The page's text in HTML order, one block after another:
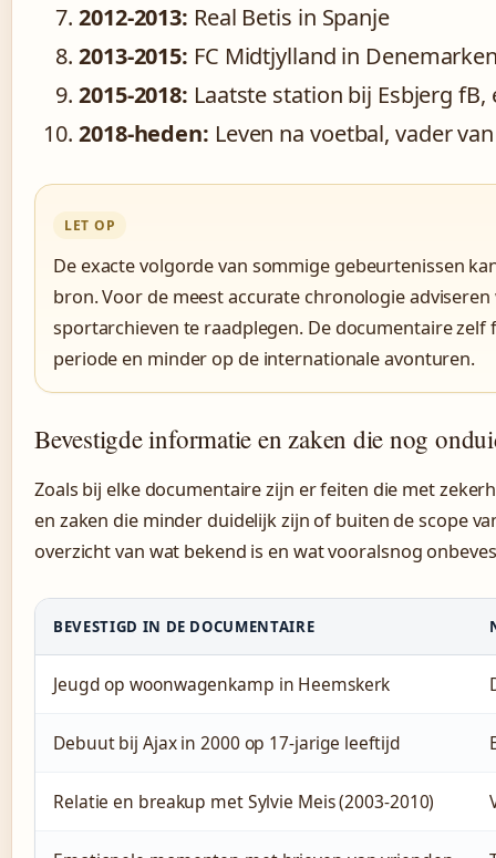
2012-2013: Real Betis in Spanje
2013-2015: FC Midtjylland in
2015-2018: Laatste station bij Esbjerg
2018-heden: Leven na voetbal, vader
LET OP
De exacte volgorde van sommige gebeurtenissen
bron. Voor de meest accurate chronologie
sportarchieven te raadplegen. De documentaire zelf
periode en minder op de internationale avonturen.
Bevestigde informatie en zaken die nog
Zoals bij elke documentaire zijn er feiten die met
en zaken die minder duidelijk zijn of buiten de scope
overzicht van wat bekend is en wat vooralsnog
BEVESTIGD IN DE DOCUMENTAIRE
Jeugd op woonwagenkamp in Heemskerk
Debuut bij Ajax in 2000 op 17-jarige leeftijd
Relatie en breakup met Sylvie Meis (2003-2010)